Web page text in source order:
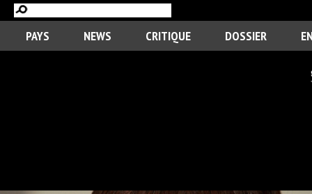
PAYS NEWS CRITIQUE DOSSIER